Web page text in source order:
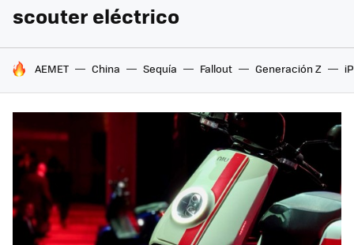
scouter eléctrico
HOY SE HABLA DE
AEMET China Sequía Fallout Generación Z